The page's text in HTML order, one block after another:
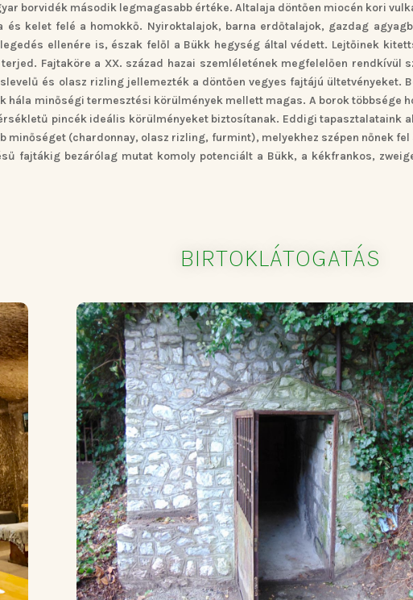
borvidék második legmagasabb értéke. Altalaja döntően miocén kori
kelet felé a homokkő. Nyiroktalajok, barna erdőtalajok, gazdag
ellenére is, észak felől a Bükk hegység által védett. Lejtőinek
Fajtaköre a XX. század hazai szemléletének megfelelően rendkívül
és olasz rizling jellemezték a döntően vegyes fajtájú ültetvényeket.
minőségi termesztési körülmények mellett magas. A borok többsége
pincék ideális körülményeket biztosítanak. Eddigi tapasztalataink
(chardonnay, olasz rizling, furmint), melyekhez szépen nőnek fel
fajtákig bezárólag mutat komoly potenciált a Bükk, a kékfrankos,
BIRTOKLÁTOGATÁS